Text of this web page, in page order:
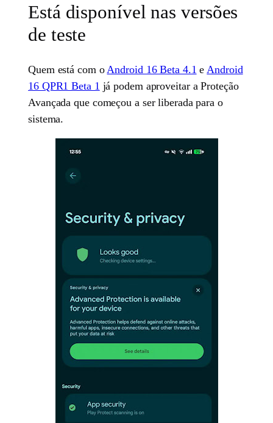
Está disponível nas versões
de teste
Quem está com o Android 16 Beta 4.1 e Android
16 QPR1 Beta 1 já podem aproveitar a Proteção
Avançada que começou a ser liberada para o
sistema.